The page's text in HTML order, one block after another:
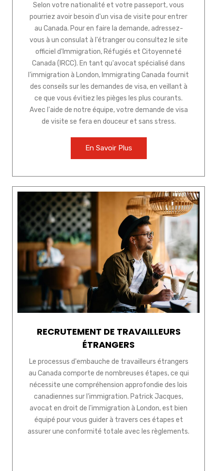
Selon votre nationalité et votre passeport, vous
pourriez avoir besoin d'un visa de visite pour entrer
au Canada. Pour en faire la demande, adressez-
vous à un consulat à l'étranger ou consultez le site
officiel d'Immigration, Réfugiés et Citoyenneté
Canada (IRCC). En tant qu'avocat spécialisé dans
l'immigration à London, Immigrating Canada fournit
des conseils sur les demandes de visa, en veillant à
ce que vous évitiez les pièges les plus courants.
Avec l'aide de notre équipe, votre demande de visa
de visite se fera en douceur et sans stress.
En Savoir Plus
RECRUTEMENT DE TRAVAILLEURS
ÉTRANGERS
Le processus d'embauche de travailleurs étrangers
au Canada comporte de nombreuses étapes, ce qui
nécessite une compréhension approfondie des lois
canadiennes sur l'immigration. Patrick Jacques,
avocat en droit de l'immigration à London, est bien
équipé pour vous guider à travers ces étapes et
assurer une conformité totale avec les règlements.